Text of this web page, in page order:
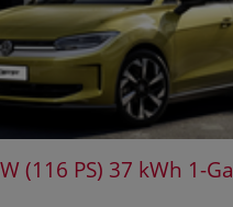
(116 PS) 37 kWh 1-